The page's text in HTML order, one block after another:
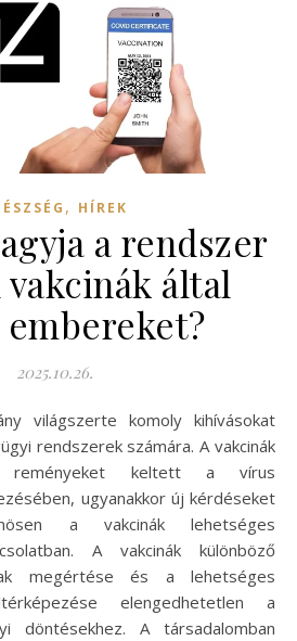
, HÍREK
a rendszer
által
2025.10.26.
rendszerek számára. A vakcinák
reményeket keltett a vírus
ugyanakkor új kérdéseket
a vakcinák lehetséges
A vakcinák különböző
megértése és a lehetséges
elengedhetetlen a
döntésekhez. A társadalomban